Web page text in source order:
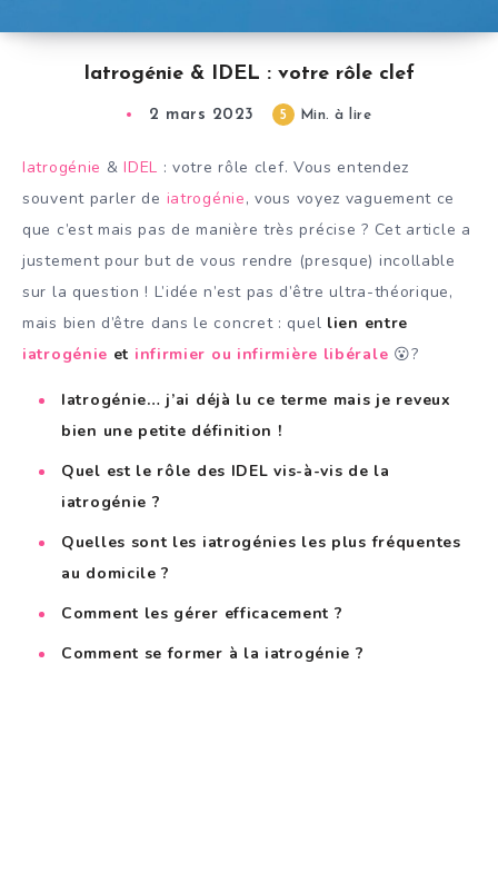
Iatrogénie & IDEL : votre rôle clef
2 mars 2023 5 Min. à lire
Iatrogénie &IDEL : votre rôle clef. Vous entendez
souvent parler de iatrogénie, vous voyez vaguement ce
que c’est mais pas de manière très précise ? Cet article a
justement pour but de vous rendre (presque) incollable
sur la question ! L’idée n’est pas d’être ultra-théorique,
mais bien d’être dans le concret : quel lien entre
iatrogénie et infirmier ou infirmière libérale 😮?
Iatrogénie… j’ai déjà lu ce terme mais je reveux
bien une petite définition !
Quel est le rôle des IDEL vis-à-vis de la
iatrogénie ?
Quelles sont les iatrogénies les plus fréquentes
au domicile ?
Comment les gérer efficacement ?
Comment se former à la iatrogénie ?